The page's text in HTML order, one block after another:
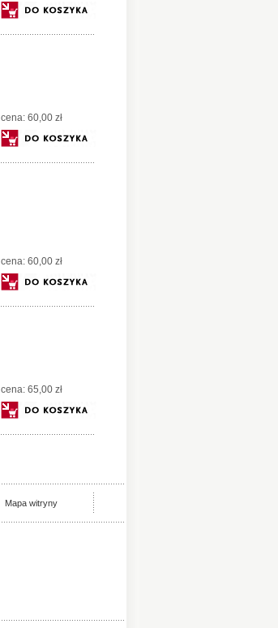
cena: 60,00 zł
cena: 60,00 zł
cena: 65,00 zł
Mapa witryny